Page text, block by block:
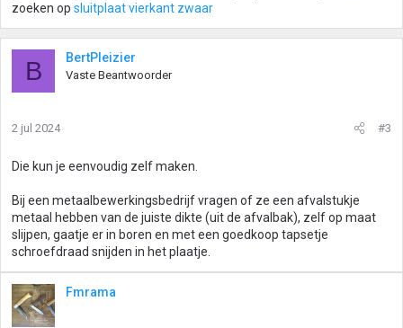
zoeken op sluitplaat vierkant zwaar
B BertPleizier
Vaste Beantwoorder
2 jul 2024 #3
Die kun je eenvoudig zelf maken.
Bij een metaalbewerkingsbedrijf vragen of ze een afvalstukje
metaal hebben van de juiste dikte (uit de afvalbak), zelf op maat
slijpen, gaatje er in boren en met een goedkoop tapsetje
schroefdraad snijden in het plaatje.
Fmrama